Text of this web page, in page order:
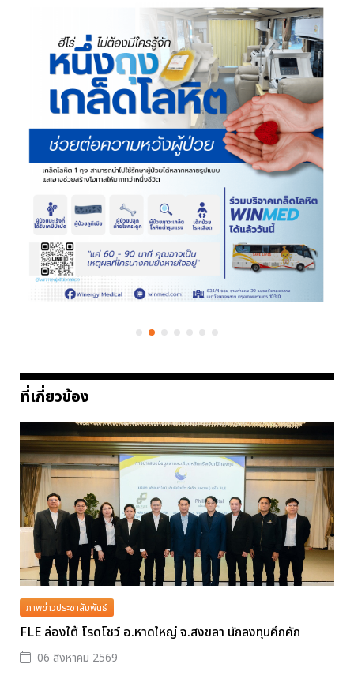
ที่เกี่ยวข้อง
ภาพข่าวประชาสัมพันธ์
FLE ล่องใต้ โรดโชว์ อ.หาดใหญ่ จ.สงขลา นักลงทุนคึกคัก
06 สิงหาคม 2569